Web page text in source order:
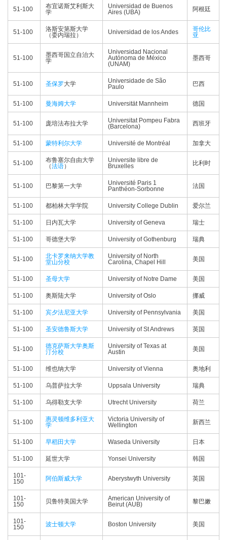
51-100
布宜诺斯艾利斯大
学
Universidad de Buenos
Aires (UBA)
阿根廷
51-100
洛斯安第斯大学
（委内瑞拉）
Universidad de los Andes
哥伦比
亚
51-100
墨西哥国立自治大
学
Universidad Nacional
Autónoma de México
(UNAM)
墨西哥
51-100 圣保罗大学
Universidade de São
Paulo
巴西
51-100 曼海姆大学 Universität Mannheim 德国
51-100 庞培法布拉大学
Universitat Pompeu Fabra
(Barcelona)
西班牙
51-100 蒙特利尔大学 Université de Montréal 加拿大
51-100
布鲁塞尔自由大学
（法语）
Universite libre de
Bruxelles
比利时
51-100 巴黎第一大学
Université Paris 1
Panthéon-Sorbonne
法国
51-100 都柏林大学学院 University College Dublin 爱尔兰
51-100 日内瓦大学 University of Geneva 瑞士
51-100 哥德堡大学 University of Gothenburg 瑞典
51-100
北卡罗来纳大学教
堂山分校
University of North
Carolina, Chapel Hill
美国
51-100 圣母大学 University of Notre Dame 美国
51-100 奥斯陆大学 University of Oslo 挪威
51-100 宾夕法尼亚大学 University of Pennsylvania 美国
51-100 圣安德鲁斯大学 University of St Andrews 英国
51-100
德克萨斯大学奥斯
汀分校
University of Texas at
Austin
美国
51-100 维也纳大学 University of Vienna 奥地利
51-100 乌普萨拉大学 Uppsala University 瑞典
51-100 乌得勒支大学 Utrecht University 荷兰
51-100
惠灵顿维多利亚大
学
Victoria University of
Wellington
新西兰
51-100 早稻田大学 Waseda University 日本
51-100 延世大学 Yonsei University 韩国
101-
150
阿伯斯威大学 Aberystwyth University 英国
101-
150
贝鲁特美国大学
American University of
Beirut (AUB)
黎巴嫩
101-
150
波士顿大学 Boston University 美国